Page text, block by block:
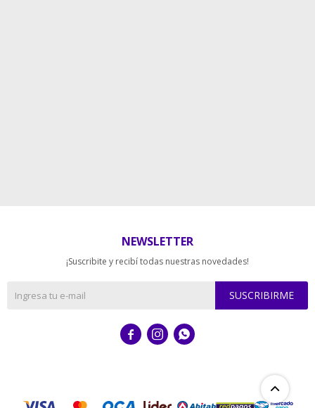
NEWSLETTER
¡Suscribite y recibí todas nuestras novedades!
SUSCRIBIRME
  